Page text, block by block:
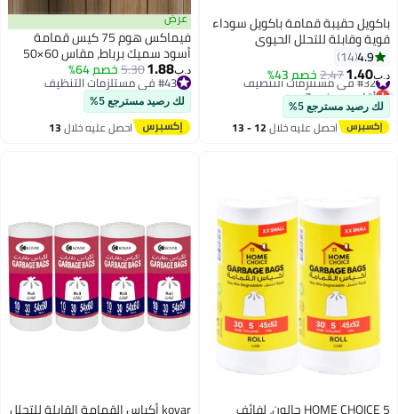
باكويل حقيبة قمامة باكويل سوداء
قوية وقابلة للتحلل الحيوي
قطعة رول
4.9
14
د.ب‏1.40
2.47خصم 43% #32 في مستلزمات التنظيف
أقل سعر في 7 يوم
#32 في مستلزمات التنظيف
لك رصيد مسترجع 5%
احصل عليه خلال 12 - 13
عرض
فيماكس هوم 75 كيس قمامة
أسود سميك برباط، مقاس 60×50
سم، أكياس قمامة متينة مانعة
للتسرب، أكياس قمامة معاد
تدويرها من البولي إيثيلين عالي
الكثافة، 5 لفات × 15 كيسًا للمنزل
والمكتب والحمام
د.ب‏1.88
5.30خصم 64%
#43 في مستلزمات التنظيف
#43 في مستلزمات التنظيف
لك رصيد مسترجع 5%
احصل عليه خلال13